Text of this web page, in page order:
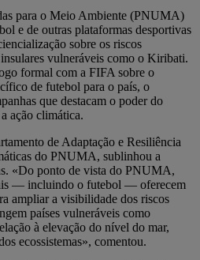
para o Meio Ambiente (PNUMA)
e de outras plataformas desportivas
sobre os riscos
vulneráveis como o Kiribati.
formal com a FIFA sobre o
de futebol para o país, o
que destacam o poder do
ação climática.
de Adaptação e Resiliência
do PNUMA, sublinhou a
«Do ponto de vista do PNUMA,
— incluindo o futebol — oferecem
ampliar a visibilidade dos riscos
países vulneráveis como
à elevação do nível do mar,
ecossistemas», comentou.